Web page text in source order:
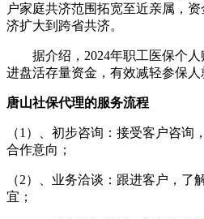
户家庭共济范围拓宽至近亲属，
济扩大到跨省共济。
据介绍，2024年职工医保个人
进盘活存量资金，有效减轻参保人
唐山社保代理的服务流程
（1）、初步咨询：接受客户咨询
合作意向；
（2）、业务洽谈：跟进客户，了
宜；